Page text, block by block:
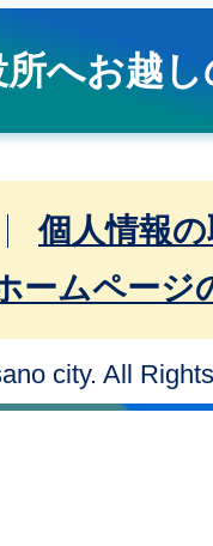
所へお越
個人情報
ームページ
city. All